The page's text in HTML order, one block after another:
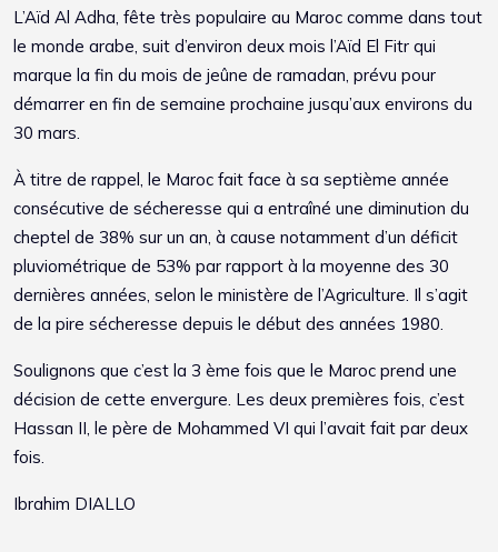
L’Aïd Al Adha, fête très populaire au Maroc comme dans tout
le monde arabe, suit d’environ deux mois l’Aïd El Fitr qui
marque la fin du mois de jeûne de ramadan, prévu pour
démarrer en fin de semaine prochaine jusqu’aux environs du
30 mars.
À titre de rappel, le Maroc fait face à sa septième année
consécutive de sécheresse qui a entraîné une diminution du
cheptel de 38% sur un an, à cause notamment d’un déficit
pluviométrique de 53% par rapport à la moyenne des 30
dernières années, selon le ministère de l’Agriculture. Il s’agit
de la pire sécheresse depuis le début des années 1980.
Soulignons que c’est la 3 ème fois que le Maroc prend une
décision de cette envergure. Les deux premières fois, c’est
Hassan II, le père de Mohammed VI qui l’avait fait par deux
fois.
Ibrahim DIALLO